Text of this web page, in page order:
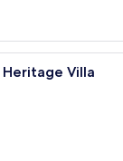
객실
Villa